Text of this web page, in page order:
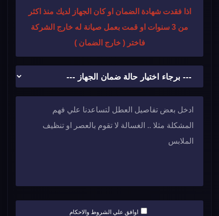
اذا فقدت شهادة الضمان او كان الجهاز لديك منذ اكثر
من 3 سنوات او قمت بعمل صيانة له خارج الشركة
فاختر ( خارج الضمان )
اوافق علي الشروط والاحكام